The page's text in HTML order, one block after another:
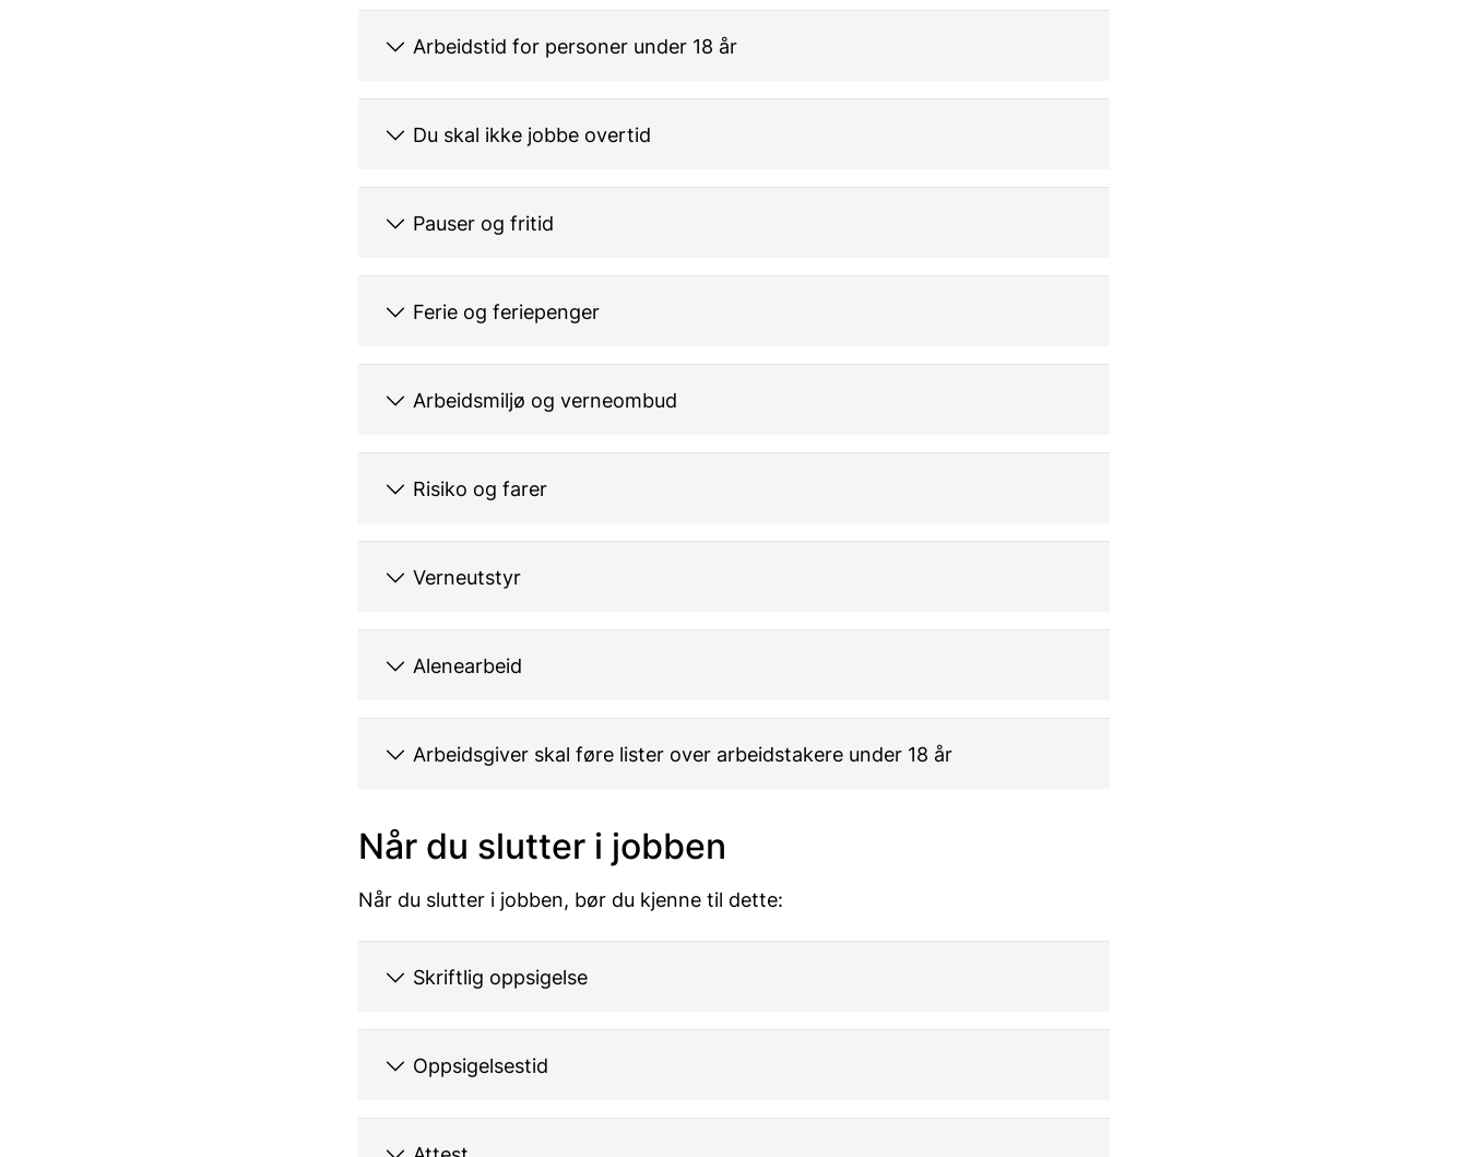
Arbeidstid for personer under 18 år
Du skal ikke jobbe overtid
Pauser og fritid
Ferie og feriepenger
Arbeidsmiljø og verneombud
Risiko og farer
Verneutstyr
Alenearbeid
Arbeidsgiver skal føre lister over arbeidstakere under 18 år
Når du slutter i jobben
Når du slutter i jobben, bør du kjenne til dette:
Skriftlig oppsigelse
Oppsigelsestid